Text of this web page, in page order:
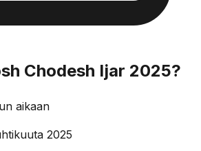
Chodesh Ijar 2025?
aikaan
2025